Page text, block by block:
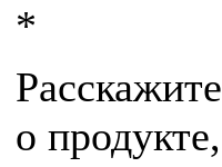
*
Расскажите
о продукте,